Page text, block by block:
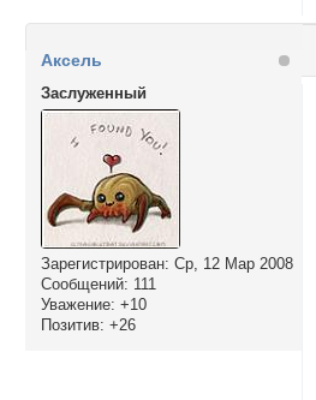
Аксель
Заслуженный
Зарегистрирован: Ср, 12 Мар 2008
Сообщений: 111
Уважение: +10
Позитив: +26